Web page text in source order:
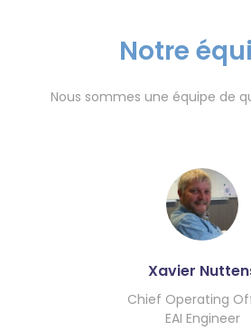
Notre
Nous sommes une équipe de
Xavier
Chief Operating
EAI Engineer